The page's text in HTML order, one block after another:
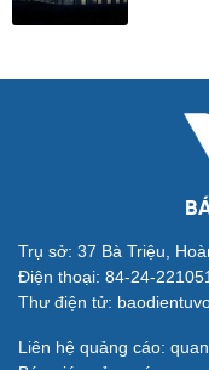
Đời sống
Nhà đẹp
Tình yêu - Gia đình
Trụ sở: 37 Bà Triệu,
Điện thoại: 84-24-
Thư điện tử:
Liên hệ quảng cáo: